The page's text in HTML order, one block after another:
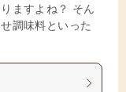
ますよね？ そん
調味料といった